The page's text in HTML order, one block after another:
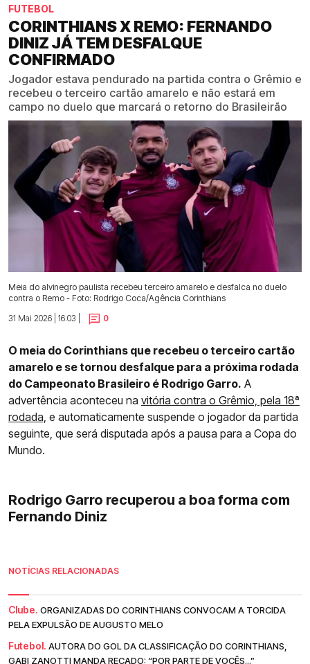
FUTEBOL
CORINTHIANS X REMO: FERNANDO
DINIZ JÁ TEM DESFALQUE
CONFIRMADO
Jogador estava pendurado na partida contra o Grêmio e
recebeu o terceiro cartão amarelo e não estará em
campo no duelo que marcará o retorno do Brasileirão
Meia do alvinegro paulista recebeu terceiro amarelo e desfalca no duelo
contra o Remo - Foto: Rodrigo Coca/Agência Corinthians
31 Mai 2026 | 16:03 |
0
O meia do Corinthians que recebeu o terceiro cartão
amarelo e se tornou desfalque para a próxima rodada
do Campeonato Brasileiro é Rodrigo Garro. A
advertência aconteceu na vitória contra o Grêmio, pela 18ª
rodada, e automaticamente suspende o jogador da partida
seguinte, que será disputada após a pausa para a Copa do
Mundo.
Rodrigo Garro recuperou a boa forma com
Fernando Diniz
NOTÍCIAS RELACIONADAS
Clube. ORGANIZADAS DO CORINTHIANS CONVOCAM A TORCIDA
PELA EXPULSÃO DE AUGUSTO MELO
Futebol. AUTORA DO GOL DA CLASSIFICAÇÃO DO CORINTHIANS,
GABI ZANOTTI MANDA RECADO: “POR PARTE DE VOCÊS...”